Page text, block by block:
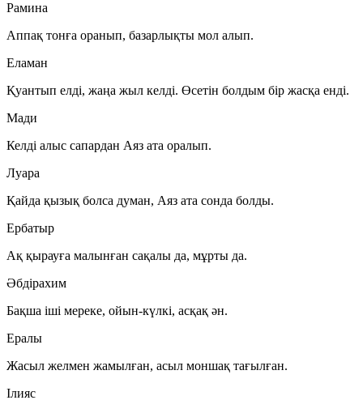
Рамина
Аппақ тонға оранып, базарлықты мол алып.
Еламан
Қуантып елді, жаңа жыл келді. Өсетін болдым бір жасқа енді.
Мади
Келді алыс сапардан Аяз ата оралып.
Луара
Қайда қызық болса думан, Аяз ата сонда болды.
Ербатыр
Ақ қырауға малынған сақалы да, мұрты да.
Әбдірахим
Бақша іші мереке, ойын-күлкі, асқақ ән.
Ералы
Жасыл желмен жамылған, асыл моншақ тағылған.
Ілияс